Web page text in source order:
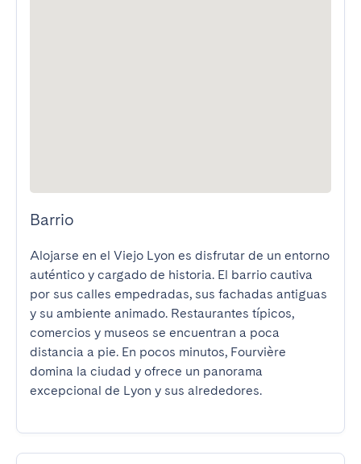
Barrio
Alojarse en el Viejo Lyon es disfrutar de un entorno
auténtico y cargado de historia. El barrio cautiva
por sus calles empedradas, sus fachadas antiguas
y su ambiente animado. Restaurantes típicos,
comercios y museos se encuentran a poca
distancia a pie. En pocos minutos, Fourvière
domina la ciudad y ofrece un panorama